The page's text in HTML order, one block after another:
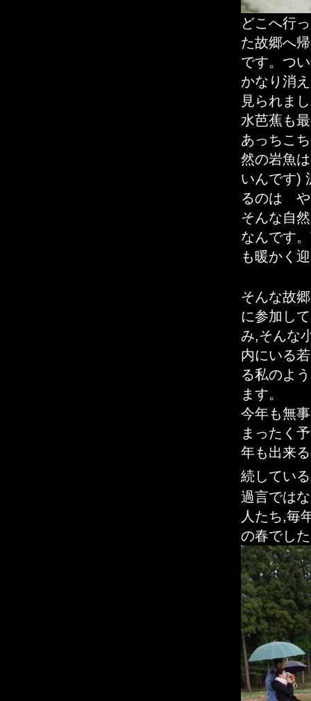
どこへ行
た故郷へ
です。つ
かなり消
見られま
水芭蕉も
あっちこ
然の岩魚
いんです)
るのは や
そんな自
なんです
も暖かく
そんな故
に参加し
み,そんな
内にいる
る私のよ
ます。
今年も無
まったく
年も出来
続してい
過言では
人たち,毎
の春でし